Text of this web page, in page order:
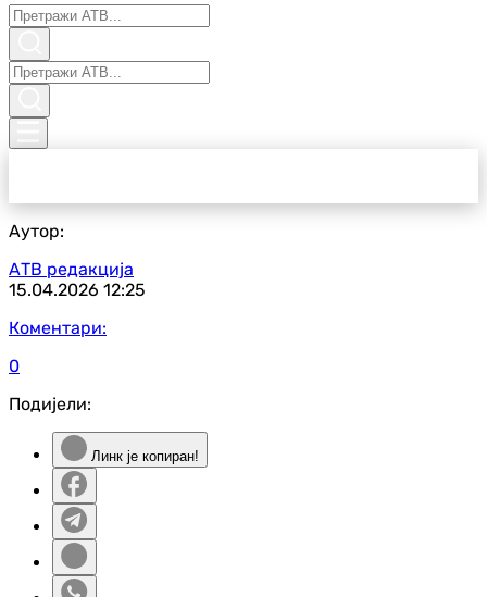
Аутор:
АТВ редакција
15.04.2026 12:25
Коментари:
0
Подијели:
Линк је копиран!